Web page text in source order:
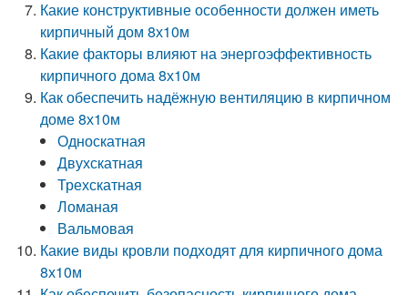
Какие конструктивные особенности должен иметь
кирпичный дом 8х10м
Какие факторы влияют на энергоэффективность
кирпичного дома 8х10м
Как обеспечить надёжную вентиляцию в кирпичном
доме 8х10м
Односкатная
Двухскатная
Трехскатная
Ломаная
Вальмовая
Какие виды кровли подходят для кирпичного дома
8х10м